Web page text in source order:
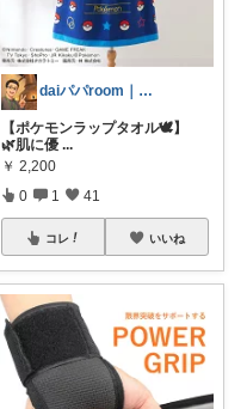
daiパパroom｜育児×便利グッズ
【ポケモンラップタオル🕊️】
🌿肌に優 ...
￥ 2,200
0 1 41
コレ いいね